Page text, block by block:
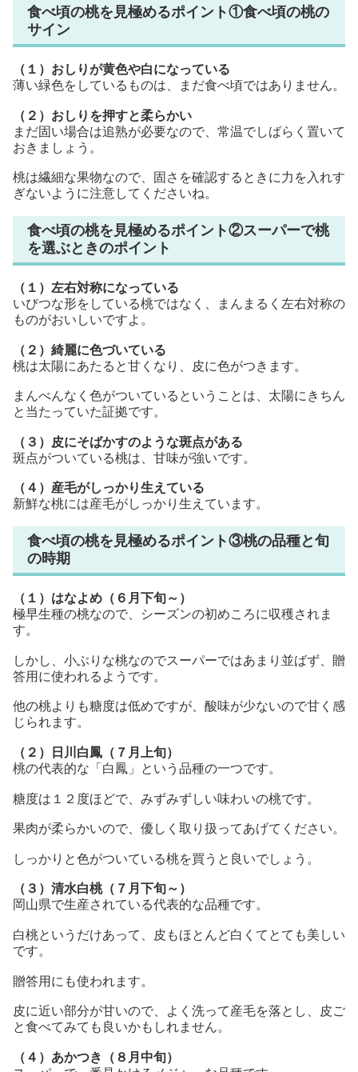
食べ頃の桃を見極めるポイント①食べ頃の桃の
サイン
（１）おしりが黄色や白になっている
薄い緑色をしているものは、まだ食べ頃ではありません。
（２）おしりを押すと柔らかい
まだ固い場合は追熟が必要なので、常温でしばらく置いて
おきましょう。
桃は繊細な果物なので、固さを確認するときに力を入れす
ぎないように注意してくださいね。
食べ頃の桃を見極めるポイント②スーパーで桃
を選ぶときのポイント
（１）左右対称になっている
いびつな形をしている桃ではなく、まんまるく左右対称の
ものがおいしいですよ。
（２）綺麗に色づいている
桃は太陽にあたると甘くなり、皮に色がつきます。
まんべんなく色がついているということは、太陽にきちん
と当たっていた証拠です。
（３）皮にそばかすのような斑点がある
斑点がついている桃は、甘味が強いです。
（４）産毛がしっかり生えている
新鮮な桃には産毛がしっかり生えています。
食べ頃の桃を見極めるポイント③桃の品種と旬
の時期
（１）はなよめ（６月下旬～）
極早生種の桃なので、シーズンの初めころに収穫されま
す。
しかし、小ぶりな桃なのでスーパーではあまり並ばず、贈
答用に使われるようです。
他の桃よりも糖度は低めですが、酸味が少ないので甘く感
じられます。
（２）日川白鳳（７月上旬）
桃の代表的な「白鳳」という品種の一つです。
糖度は１２度ほどで、みずみずしい味わいの桃です。
果肉が柔らかいので、優しく取り扱ってあげてください。
しっかりと色がついている桃を買うと良いでしょう。
（３）清水白桃（７月下旬～）
岡山県で生産されている代表的な品種です。
白桃というだけあって、皮もほとんど白くてとても美しい
です。
贈答用にも使われます。
皮に近い部分が甘いので、よく洗って産毛を落とし、皮ご
と食べてみても良いかもしれません。
（４）あかつき（８月中旬）